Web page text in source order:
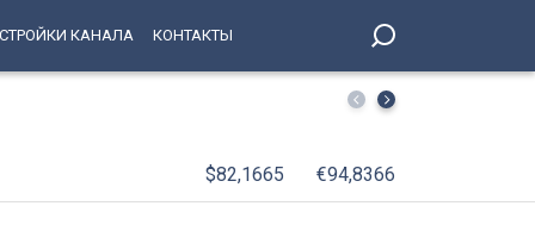
КАНАЛА КОНТАКТЫ
Александр Беглов: В День окончания Ленинградской
$82,1665 €94,8366